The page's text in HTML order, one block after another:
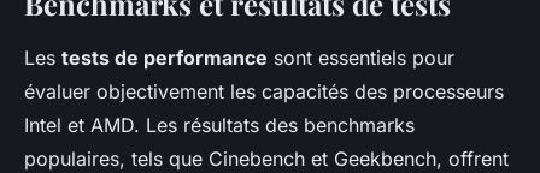
Les tests de performance sont essentiels pour
évaluer objectivement les capacités des processeurs
Intel et AMD. Les résultats des benchmarks
populaires, tels que Cinebench et Geekbench, offrent